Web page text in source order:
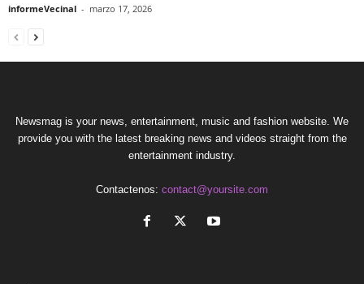
informeVecinal - marzo 17, 2026
Newsmag is your news, entertainment, music and fashion website. We
provide you with the latest breaking news and videos straight from the
entertainment industry.
Contactenos: contact@yoursite.com